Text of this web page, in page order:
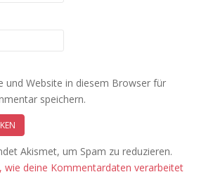
und Website in diesem Browser für
speichern.
Akismet, um Spam zu reduzieren.
wie deine Kommentardaten verarbeitet